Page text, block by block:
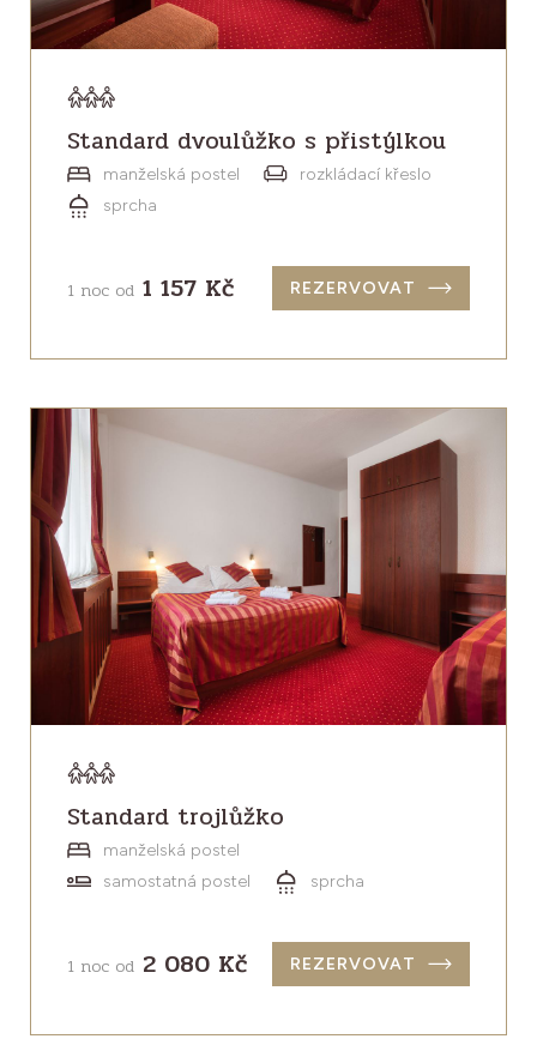
Standard dvoulůžko s přistýlkou
manželská postel
rozkládací křeslo
sprcha
1 noc od 1 157 Kč REZERVOVAT
Standard trojlůžko
manželská postel
samostatná postel
sprcha
1 noc od 2 080 Kč REZERVOVAT